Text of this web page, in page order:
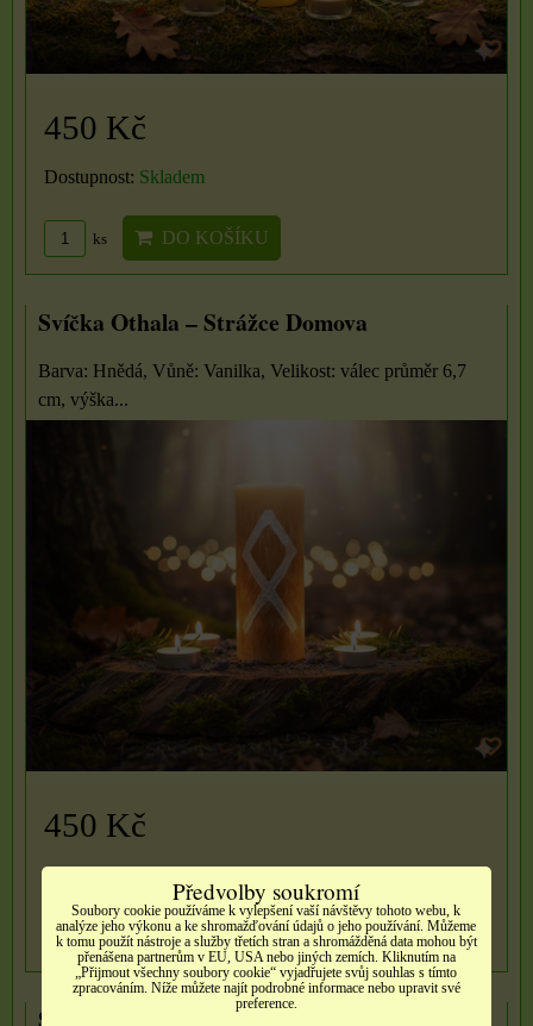
450 Kč
Dostupnost: Skladem
ks DO KOŠÍKU
Svíčka Othala – Strážce Domova
Barva: Hnědá, Vůně: Vanilka, Velikost: válec průměr 6,7
cm, výška...
450 Kč
Dostupnost:
ks DO KOŠÍKU
Předvolby soukromí
Soubory cookie používáme k vylepšení vaší návštěvy tohoto webu, k
analýze jeho výkonu a ke shromažďování údajů o jeho používání. Můžeme
k tomu použít nástroje a služby třetích stran a shromážděná data mohou být
přenášena partnerům v EU, USA nebo jiných zemích. Kliknutím na
„Přijmout všechny soubory cookie“ vyjadřujete svůj souhlas s tímto
zpracováním. Níže můžete najít podrobné informace nebo upravit své
preference.